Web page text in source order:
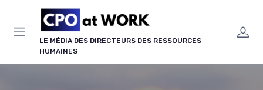
LE MÉDIA DES DIRECTEURS DES RESSOURCES
HUMAINES
Panneau de gestion des cookies